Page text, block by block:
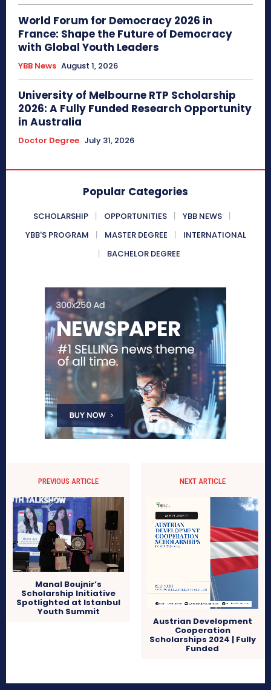
World Forum for Democracy 2026 in
France: Shape the Future of Democracy
with Global Youth Leaders
YBB News August 1, 2026
University of Melbourne RTP Scholarship
2026: A Fully Funded Research Opportunity
in Australia
Doctor Degree July 31, 2026
Popular Categories
SCHOLARSHIP OPPORTUNITIES
YBB NEWS
YBB'S PROGRAM
MASTER DEGREE
INTERNATIONAL
BACHELOR DEGREE
PREVIOUS ARTICLE
Manal Boujnir’s
Scholarship Initiative
Spotlighted at Istanbul
Youth Summit
NEXT ARTICLE
Austrian Development
Cooperation
Scholarships 2024 | Fully
Funded